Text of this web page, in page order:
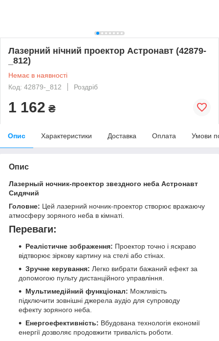
Лазерний нічний проектор Астронавт (42879-
_812)
Немає в наявності
Код: 42879-_812
Роздріб
1 162 ₴
Опис Характеристики Доставка Оплата Умови
Опис
Лазерный ночник-проектор звездного неба Астронавт
Сидячий
Головне: Цей лазерний ночник-проектор створює вражаючу
атмосферу зоряного неба в кімнаті.
Переваги:
Реалістичне зображення: Проектор точно і яскраво
відтворює зіркову картину на стелі або стінах.
Зручне керування: Легко вибрати бажаний ефект за
допомогою пульту дистанційного управління.
Мультимедійний функціонал: Можливість
підключити зовнішні джерела аудіо для супроводу
ефекту зоряного неба.
Енергоефективність: Вбудована технологія економії
енергії дозволяє продовжити тривалість роботи.